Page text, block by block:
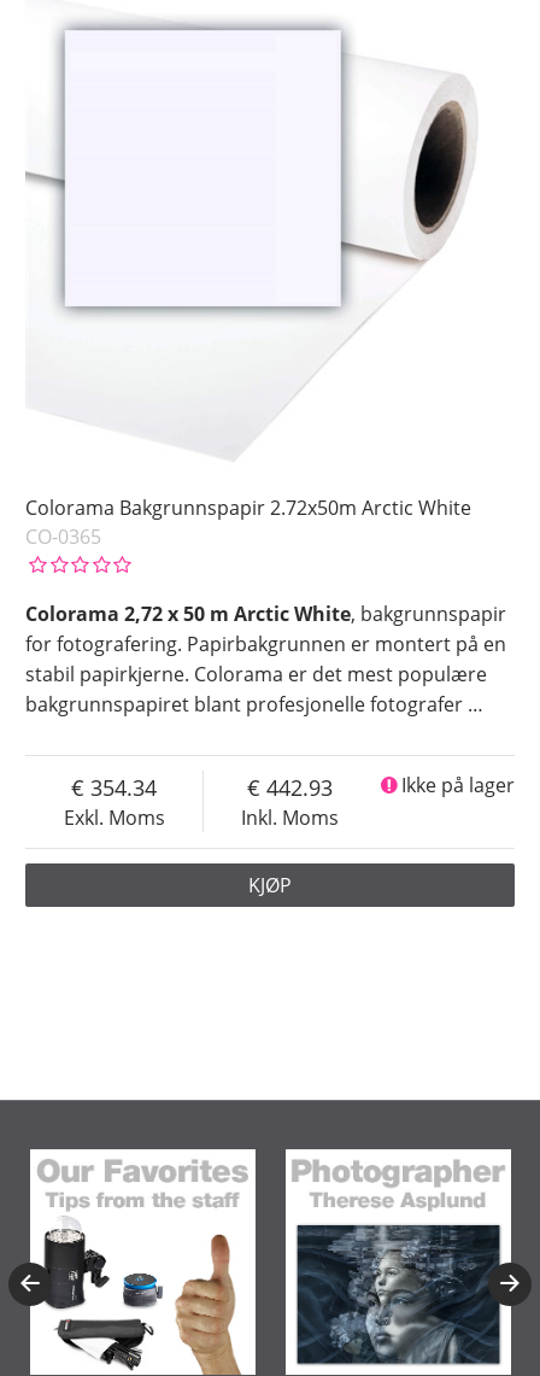
Colorama Bakgrunnspapir 2.72x50m Arctic White
CO-0365
Colorama 2,72 x 50 m Arctic White, bakgrunnspapir
for fotografering. Papirbakgrunnen er montert på en
stabil papirkjerne. Colorama er det mest populære
bakgrunnspapiret blant profesjonelle fotografer …
Exkl. Moms
354.34
Inkl. Moms
442.93 Ikke på lager
KJØP